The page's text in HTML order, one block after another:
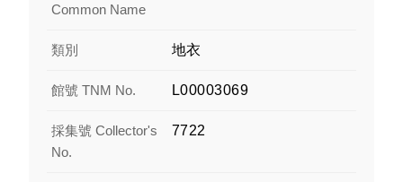
Common Name
類別 地衣
館號 TNM No. L00003069
採集號 Collector's
No.
7722